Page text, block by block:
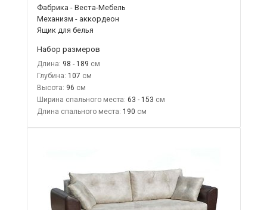
Фабрика - Веста-Мебель
Механизм - аккордеон
Ящик для белья
Набор размеров
Длина: 98 - 189
Глубина: 107
Высота: 96
Ширина спального места: 63 - 153
Длина спального места: 190